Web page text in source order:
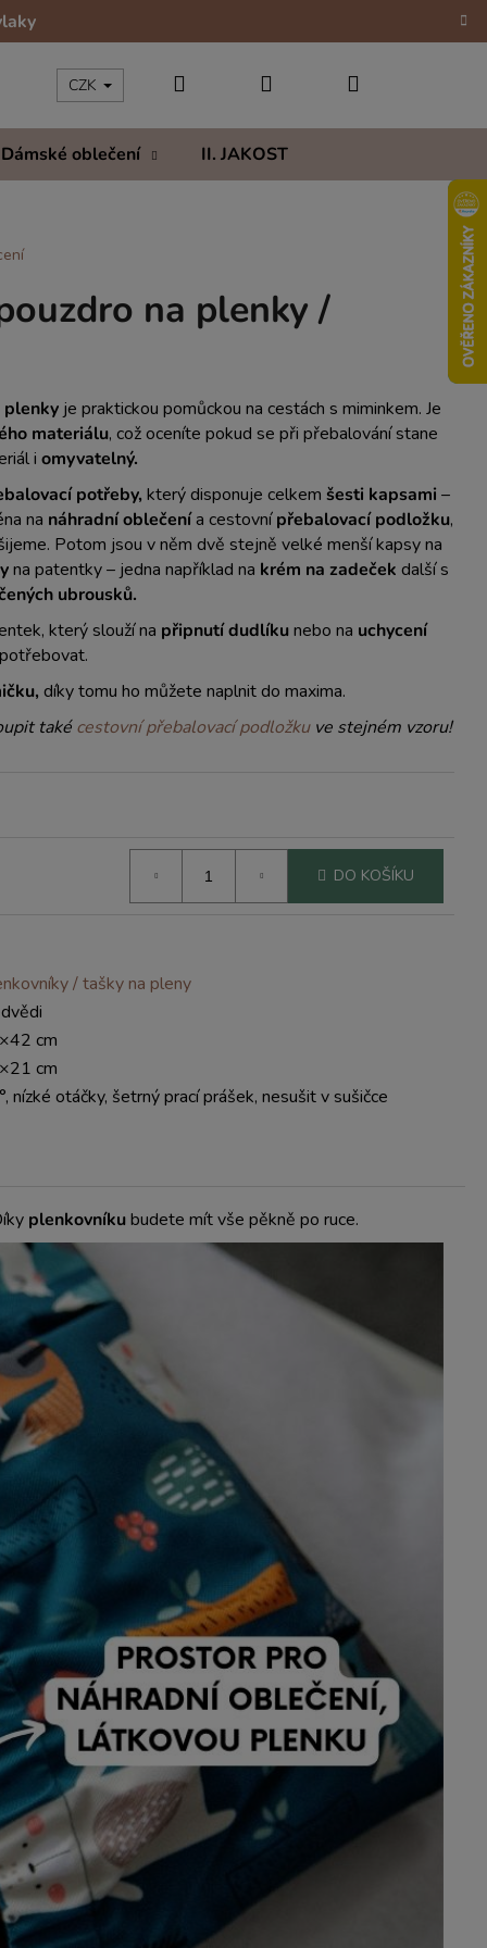
Dámské oblečení II. JAKOST
CZK Přihlášení
na plenky /
plenky je praktickou pomůckou na cestách s miminkem. Je
materiálu, což oceníte pokud se při přebalování stane
i omyvatelný.
potřeby, který disponuje celkem šesti kapsami –
na náhradní oblečenía cestovnípřebalovací podložku,
Potom jsou v něm dvě stejně velké menší kapsy na
na patentky – jedna například na krém na zadeček další s
ubrousků.
který slouží na připnutí dudlíkunebo na uchycení
díky tomu ho můžete naplnit do maxima.
takécestovní přebalovací podložkuve stejném vzoru!
DO KOŠÍKU
/ tašky na pleny
cm
cm
nízké otáčky, šetrný prací prášek, nesušit v sušičce
plenkovníkubudete mít vše pěkně po ruce.